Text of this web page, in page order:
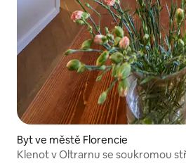
Byt ve městě Florencie
Klenot v Oltrarnu se soukromou